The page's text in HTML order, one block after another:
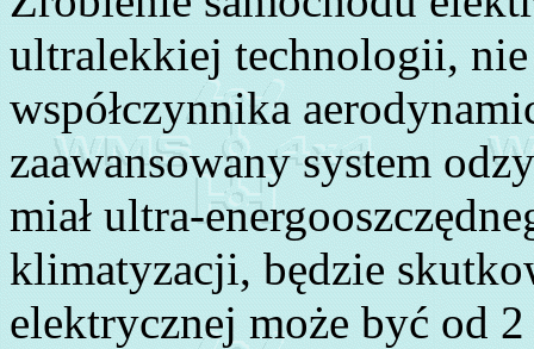
ultralekkiej technologii, nie
współczynnika
zaawansowany system
miał ultra-
klimatyzacji, będzie
elektrycznej może być od